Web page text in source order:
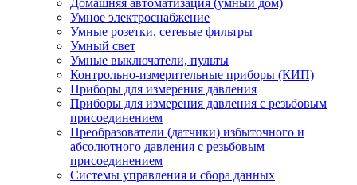
Домашняя автоматизация (умный дом)
Умное электроснабжение
Умные розетки, сетевые фильтры
Умный свет
Умные выключатели, пульты
Контрольно-измерительные приборы (КИП)
Приборы для измерения давления
Приборы для измерения давления с резьбовым
присоединением
Преобразователи (датчики) избыточного и
абсолютного давления с резьбовым
присоединением
Системы управления и сбора данных